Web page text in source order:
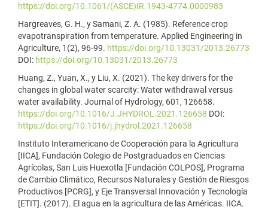
https://doi.org/10.1061/(ASCE)IR.1943-4774.0000983
Hargreaves, G. H., y Samani, Z. A. (1985). Reference crop
evapotranspiration from temperature. Applied Engineering in
Agriculture, 1(2), 96-99. https://doi.org/10.13031/2013.26773
DOI: https://doi.org/10.13031/2013.26773
Huang, Z., Yuan, X., y Liu, X. (2021). The key drivers for the
changes in global water scarcity: Water withdrawal versus
water availability. Journal of Hydrology, 601, 126658.
https://doi.org/10.1016/J.JHYDROL.2021.126658 DOI:
https://doi.org/10.1016/j.jhydrol.2021.126658
Instituto Interamericano de Cooperación para la Agricultura
[IICA], Fundación Colegio de Postgraduados en Ciencias
Agrícolas, San Luis Huexotla [Fundación COLPOS], Programa
de Cambio Climático, Recursos Naturales y Gestión de Riesgos
Productivos [PCRG], y Eje Transversal Innovación y Tecnología
[ETIT]. (2017). El agua en la agricultura de las Américas. IICA.